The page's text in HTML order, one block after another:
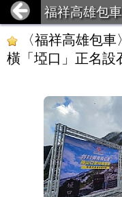
福祥高雄包車
〈福祥高雄包
橫「埡口」正名設